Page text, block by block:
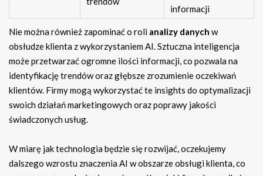
informacji
Nie można również zapominać o roli analizy danych w
obsłudze klienta z wykorzystaniem AI. Sztuczna inteligencja
może przetwarzać ogromne ilości informacji, co pozwala na
identyfikację trendów oraz głębsze zrozumienie oczekiwań
klientów. Firmy mogą wykorzystać te insights do optymalizacji
swoich działań marketingowych oraz poprawy jakości
świadczonych usług.
W miarę jak technologia będzie się rozwijać, oczekujemy
dalszego wzrostu znaczenia AI w obszarze obsługi klienta, co